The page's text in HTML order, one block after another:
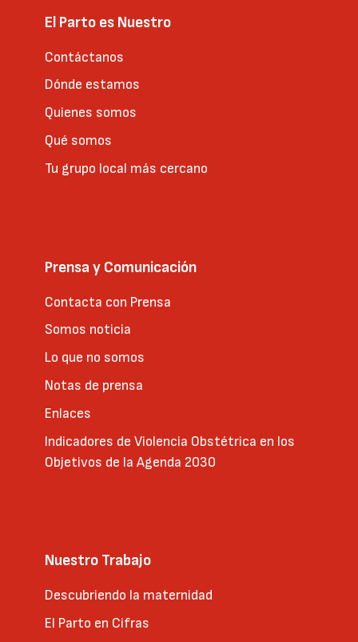
El Parto es Nuestro
Contáctanos
Dónde estamos
Quienes somos
Qué somos
Tu grupo local más cercano
Prensa y Comunicación
Contacta con Prensa
Somos noticia
Lo que no somos
Notas de prensa
Enlaces
Indicadores de Violencia Obstétrica en los
Objetivos de la Agenda 2030
Nuestro Trabajo
Descubriendo la maternidad
El Parto en Cifras